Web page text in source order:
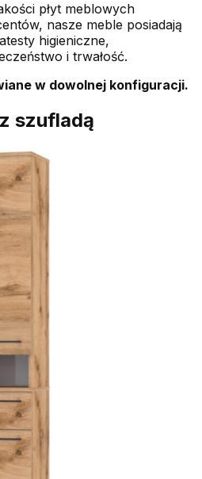
płyt meblowych
nasze meble posiadają
higieniczne,
i trwałość.
w dowolnej konfiguracji.
szufladą